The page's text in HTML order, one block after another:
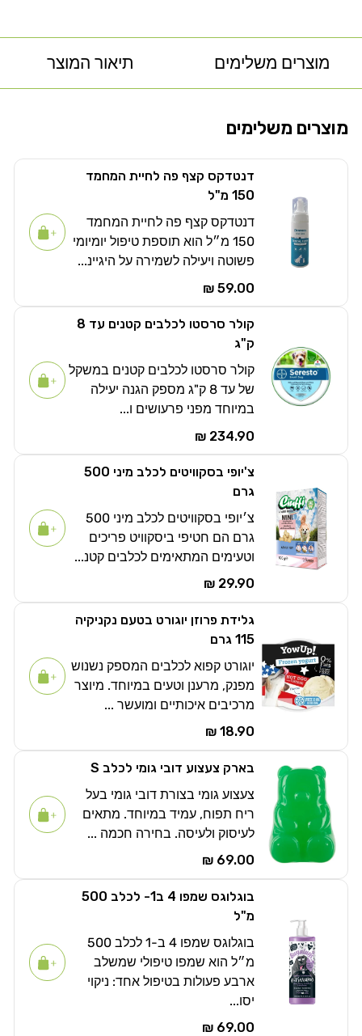
מוצרים משלימים תיאור המוצר
מוצרים משלימים
דנטדקס קצף פה לחיית המחמד
150 מ"ל
דנטדקס קצף פה לחיית המחמד
150 מ״ל הוא תוספת טיפול יומיומי
פשוטה ויעילה לשמירה על היגיינ...
59.00 ₪
קולר סרסטו לכלבים קטנים עד 8
ק"ג
קולר סרסטו לכלבים קטנים במשקל
של עד 8 ק"ג מספק הגנה יעילה
במיוחד מפני פרעושים ו...
234.90 ₪
צ'יופי בסקוויטים לכלב מיני 500
גרם
צ׳יופי בסקוויטים לכלב מיני 500
גרם הם חטיפי ביסקוויט פריכים
וטעימים המתאימים לכלבים קטנ...
29.90 ₪
גלידת פרוזן יוגורט בטעם נקניקיה
115 גרם
יוגורט קפוא לכלבים המספק נשנוש
מפנק, מרענן וטעים במיוחד. מיוצר
מרכיבים איכותיים ומועשר ...
18.90 ₪
בארק צעצוע דובי גומי לכלב S
צעצוע גומי בצורת דובי גומי בעל
ריח תפוח, עמיד במיוחד. מתאים
לעיסוק ולעיסה. בחירה חכמה ...
69.00 ₪
בוגלוגס שמפו 4 ב1- לכלב 500
מ"ל
בוגלוגס שמפו 4 ב-1 לכלב 500
מ״ל הוא שמפו טיפולי שמשלב
ארבע פעולות בטיפול אחד: ניקוי
יסו...
69.00 ₪